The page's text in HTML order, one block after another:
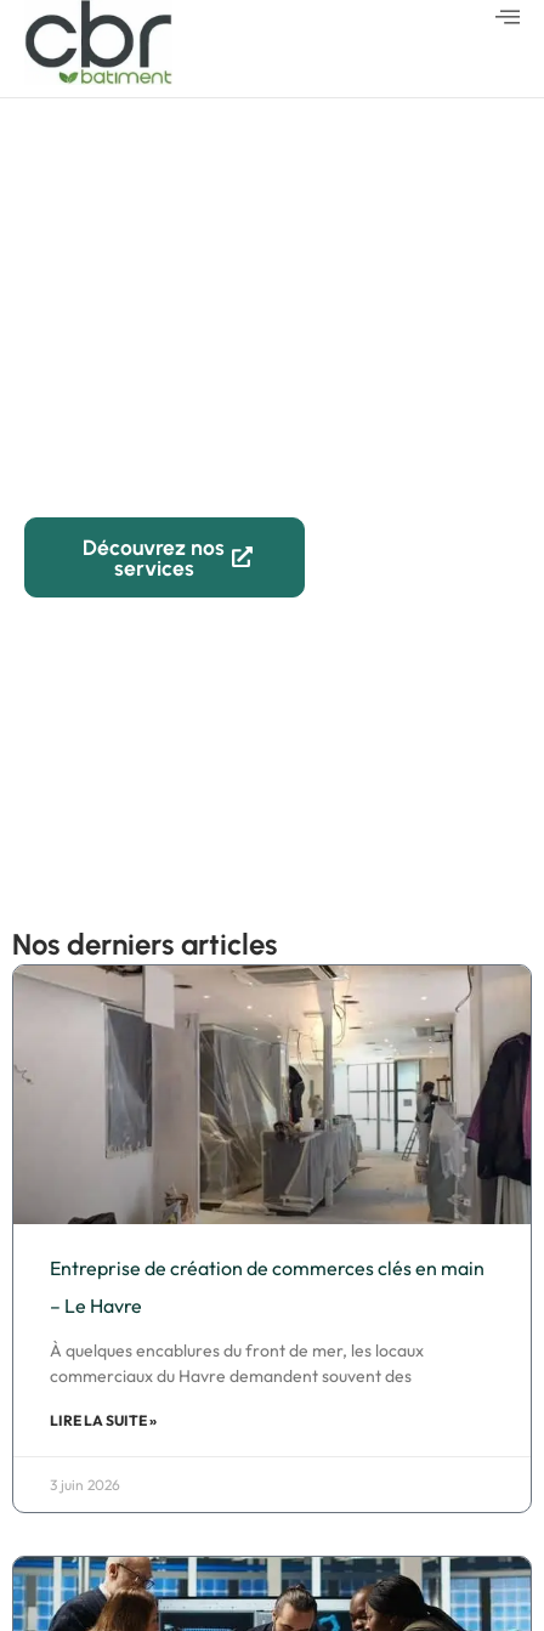
Découvrez nos
services
Nos derniers articles
Entreprise de création de commerces clés en main
– Le Havre
À quelques encablures du front de mer, les locaux
commerciaux du Havre demandent souvent des
LIRE LA SUITE »
3 juin 2026